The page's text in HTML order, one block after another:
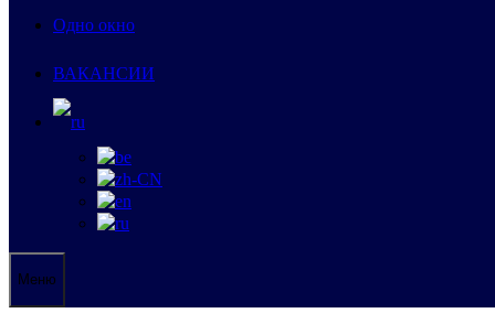
Одно окно
ВАКАНСИИ
Меню